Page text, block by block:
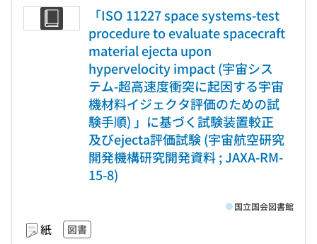
「ISO 11227 space systems-test
procedure to evaluate spacecraft
material ejecta upon
hypervelocity impact (宇宙シス
テム-超高速度衝突に起因する宇宙
機材料イジェクタ評価のための試
験手順) 」に基づく試験装置較正
及びejecta評価試験 (宇宙航空研究
開発機構研究開発資料 ; JAXA-RM-
15-8)
紙 図書
国立国会図書館